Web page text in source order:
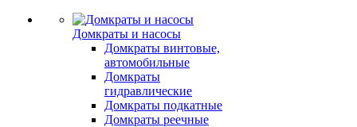
Домкраты и насосы
Домкраты винтовые,
автомобильные
Домкраты
гидравлические
Домкраты подкатные
Домкраты реечные